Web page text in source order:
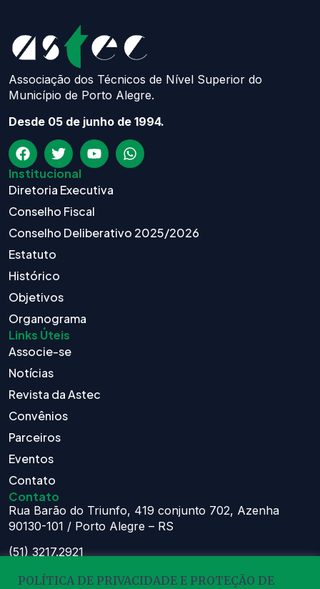
Associação dos Técnicos de Nível Superior do
Município de Porto Alegre.
Desde 05 de junho de 1994.
Institucional
Diretoria Executiva
Conselho Fiscal
Conselho Deliberativo 2025/2026
Estatuto
Histórico
Objetivos
Organograma
Links Úteis
Associe-se
Notícias
Revista da Astec
Convênios
Parceiros
Eventos
Contato
Contato
Rua Barão do Triunfo, 419 conjunto 702, Azenha
90130-101 / Porto Alegre – RS
(51) 3217.2921
POLÍTICA DE PRIVACIDADE E PROTEÇÃO DE